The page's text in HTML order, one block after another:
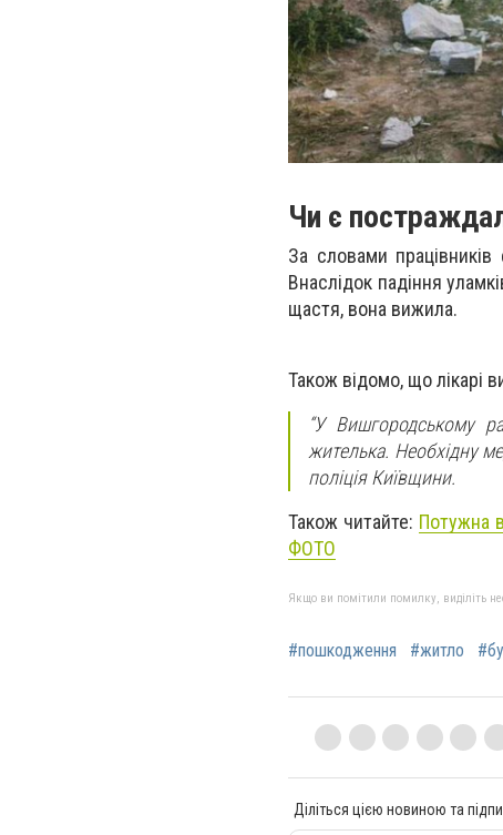
Чи є
За словами
Внаслідок падіння
щастя, вона вижила.
Також відомо, що лікарі
“У Вишгородському
жителька. Необхідну
поліція Київщини.
Також читайте: Потужна
ФОТО
Якщо ви помітили помилку, виділіть
#пошкодження #житло
Діліться цією новиною та